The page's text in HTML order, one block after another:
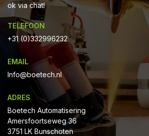
ok via chat!
TELEFOON
+31 (0)332996232
EMAIL
Info@boetech.nl
ADRES
Boetech Automatisering
Amersfoortseweg 36
3751 LK Bunschoten